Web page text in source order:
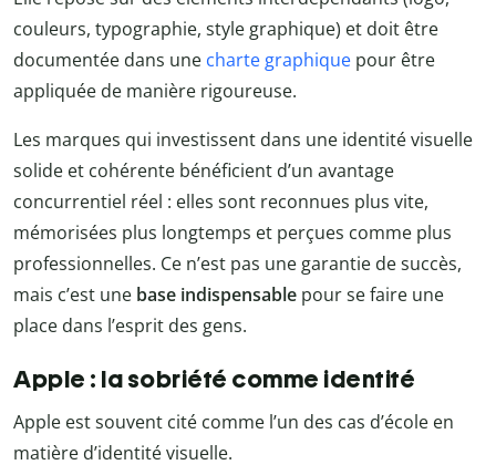
couleurs, typographie, style graphique) et doit être
documentée dans une charte graphique pour être
appliquée de manière rigoureuse.
Les marques qui investissent dans une identité visuelle
solide et cohérente bénéficient d’un avantage
concurrentiel réel : elles sont reconnues plus vite,
mémorisées plus longtemps et perçues comme plus
professionnelles. Ce n’est pas une garantie de succès,
mais c’est une base indispensable pour se faire une
place dans l’esprit des gens.
Apple : la sobriété comme identité
Apple est souvent cité comme l’un des cas d’école en
matière d’identité visuelle.